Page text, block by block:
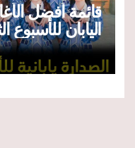
قائمة أفضل
اليابان
2025